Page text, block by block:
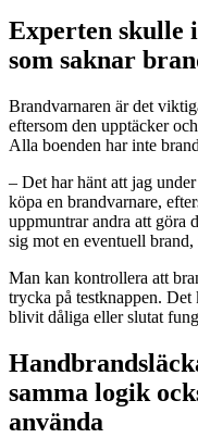
Experten skulle
som saknar
Brandvarnaren är det
eftersom den upptäcker
Alla boenden har inte
– Det har hänt att jag
köpa en brandvarnare,
uppmuntrar andra att göra
sig mot en eventuell brand,
Man kan kontrollera att
trycka på testknappen. Det
blivit dåliga eller slutat
samma logik
använda